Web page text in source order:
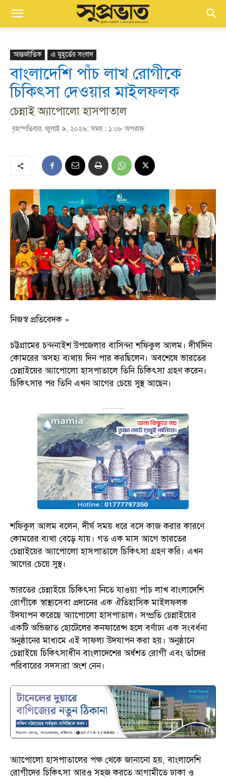
আন্তর্জাতিক এ মুহূর্তের সংবাদ
বাংলাদেশি পাঁচ লাখ রোগীকে
চিকিৎসা দেওয়ার মাইলফলক
চেন্নাই অ্যাপোলো হাসপাতাল
বৃহস্পতিবার, জুলাই ৯, ২০২৬; সময় : ১:০৮ অপরাহ্ণ
নিজস্ব প্রতিবেদক »
চট্টগ্রামের চন্দনাইশ উপজেলার বাসিন্দা শফিকুল আলম। দীর্ঘদিন
কোমরের অসহ্য ব্যথায় দিন পার করছিলেন। অবশেষে ভারতের
চেন্নাইয়ের অ্যাপোলো হাসপাতালে তিনি চিকিৎসা গ্রহণ করেন।
চিকিৎসার পর তিনি এখন আগের চেয়ে সুস্থ আছেন।
---------
শফিকুল আলম বলেন, দীর্ঘ সময় ধরে বসে কাজ করার কারণে
কোমরের ব্যথা বেড়ে যায়। গত এক মাস আগে ভারতের
চেন্নাইয়ের অ্যাপোলো হাসপাতালে চিকিৎসা গ্রহণ করি। এখন
আগের চেয়ে সুস্থ।
ভারতের চেন্নাইয়ে চিকিৎসা নিতে যাওয়া পাঁচ লাখ বাংলাদেশি
রোগীকে স্বাস্থ্যসেবা প্রদানের এক ঐতিহাসিক মাইলফলক
উদযাপন করেছে অ্যাপোলো হাসপাতাল। সম্প্রতি চেন্নাইয়ের
একটি অভিজাত হোটেলের কনফারেন্স হলে বর্ণাঢ্য এক সংবর্ধনা
অনুষ্ঠানের মাধ্যমে এই সাফল্য উদযাপন করা হয়। অনুষ্ঠানে
চেন্নাইয়ে চিকিৎসাধীন বাংলাদেশের অর্ধশত রোগী এবং তাঁদের
পরিবারের সদস্যরা অংশ নেন।
অ্যাপোলো হাসপাতালের পক্ষ থেকে জানানো হয়, বাংলাদেশি
রোগীদের চিকিৎসা আরও সহজ করতে আগামীতে ঢাকা ও